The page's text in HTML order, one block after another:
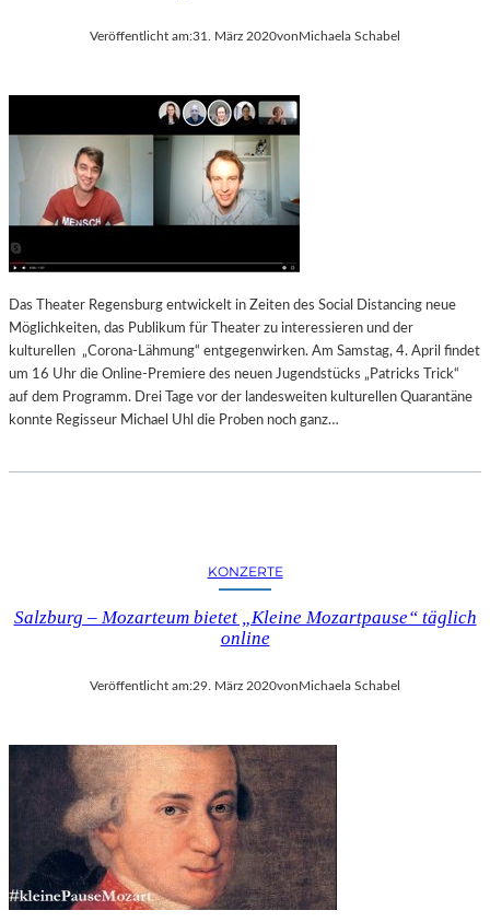
Veröffentlicht am:31. März 2020vonMichaela Schabel
Das Theater Regensburg entwickelt in Zeiten des Social Distancing neue
Möglichkeiten, das Publikum für Theater zu interessieren und der
kulturellen „Corona-Lähmung“ entgegenwirken. Am Samstag, 4. April findet
um 16 Uhr die Online-Premiere des neuen Jugendstücks „Patricks Trick“
auf dem Programm. Drei Tage vor der landesweiten kulturellen Quarantäne
konnte Regisseur Michael Uhl die Proben noch ganz…
KONZERTE
Salzburg – Mozarteum bietet „Kleine Mozartpause“ täglich
online
Veröffentlicht am:29. März 2020vonMichaela Schabel